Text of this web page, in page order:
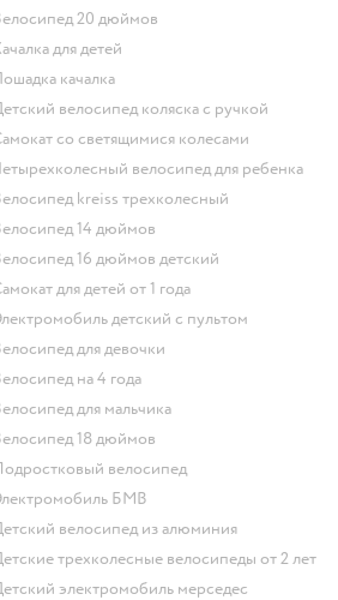
Велосипед 20 дюймов
Качалка для детей
Лошадка качалка
Детский велосипед коляска с ручкой
Самокат со светящимися колесами
Четырехколесный велосипед для ребенка
Велосипед kreiss трехколесный
Велосипед 14 дюймов
Велосипед 16 дюймов детский
Самокат для детей от 1 года
Электромобиль детский с пультом
Велосипед для девочки
Велосипед на 4 года
Велосипед для мальчика
Велосипед 18 дюймов
Подростковый велосипед
Электромобиль БМВ
Детский велосипед из алюминия
Детские трехколесные велосипеды от 2 лет
Детский электромобиль мерседес